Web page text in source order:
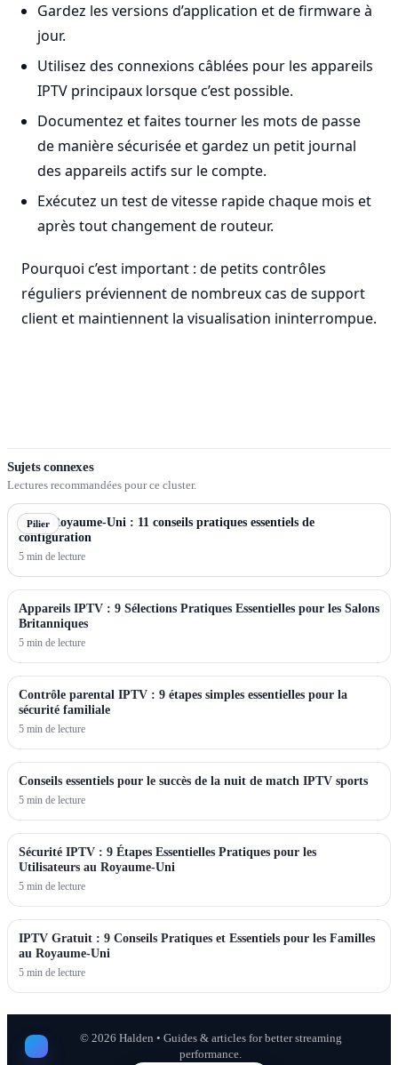
Gardez les versions d’application et de firmware à
jour.
Utilisez des connexions câblées pour les appareils
IPTV principaux lorsque c’est possible.
Documentez et faites tourner les mots de passe
de manière sécurisée et gardez un petit journal
des appareils actifs sur le compte.
Exécutez un test de vitesse rapide chaque mois et
après tout changement de routeur.
Pourquoi c’est important : de petits contrôles
réguliers préviennent de nombreux cas de support
client et maintiennent la visualisation ininterrompue.
Sujets connexes
Lectures recommandées pour ce cluster.
Pilier
IPTV Royaume-Uni : 11 conseils pratiques essentiels de
configuration
5 min de lecture
Appareils IPTV : 9 Sélections Pratiques Essentielles pour les Salons
Britanniques
5 min de lecture
Contrôle parental IPTV : 9 étapes simples essentielles pour la
sécurité familiale
5 min de lecture
Conseils essentiels pour le succès de la nuit de match IPTV sports
5 min de lecture
Sécurité IPTV : 9 Étapes Essentielles Pratiques pour les
Utilisateurs au Royaume-Uni
5 min de lecture
IPTV Gratuit : 9 Conseils Pratiques et Essentiels pour les Familles
au Royaume-Uni
5 min de lecture
© 2026 Halden • Guides & articles for better streaming
performance.